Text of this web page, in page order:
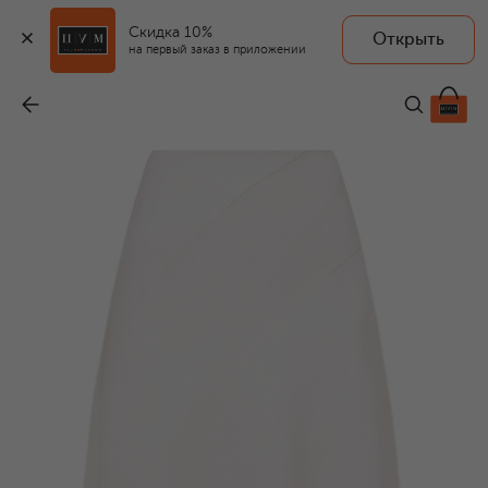
Скидка 10%
на первый заказ в приложении
Открыть
22 350 ₽